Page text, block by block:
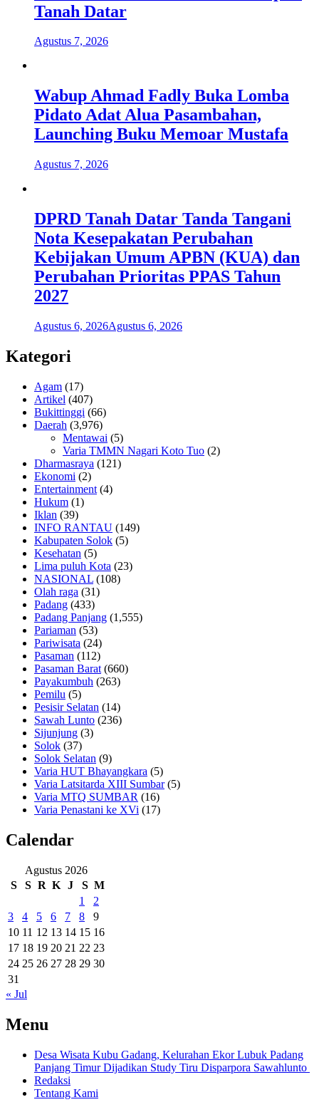
Tanah Datar
Agustus 7, 2026
Wabup Ahmad Fadly Buka Lomba
Pidato Adat Alua Pasambahan,
Launching Buku Memoar Mustafa
Agustus 7, 2026
DPRD Tanah Datar Tanda Tangani
Nota Kesepakatan Perubahan
Kebijakan Umum APBN (KUA) dan
Perubahan Prioritas PPAS Tahun
2027
Agustus 6, 2026Agustus 6, 2026
Kategori
Agam (17)
Artikel (407)
Bukittinggi (66)
Daerah (3,976)
Mentawai (5)
Varia TMMN Nagari Koto Tuo (2)
Dharmasraya (121)
Ekonomi (2)
Entertainment (4)
Hukum (1)
Iklan (39)
INFO RANTAU (149)
Kabupaten Solok (5)
Kesehatan (5)
Lima puluh Kota (23)
NASIONAL (108)
Olah raga (31)
Padang (433)
Padang Panjang (1,555)
Pariaman (53)
Pariwisata (24)
Pasaman (112)
Pasaman Barat (660)
Payakumbuh (263)
Pemilu (5)
Pesisir Selatan (14)
Sawah Lunto (236)
Sijunjung (3)
Solok (37)
Solok Selatan (9)
Varia HUT Bhayangkara (5)
Varia Latsitarda XIII Sumbar(5)
Varia MTQ SUMBAR (16)
Varia Penastani ke XVi (17)
Calendar
Agustus 2026
S
S R K J S M
1
2
3
4 5 6 7 8
9
10 11 12 13 14 15 16
17 18 19 20 21 22 23
24 25 26 27 28 29 30
31
« Jul
Menu
Desa Wisata Kubu Gadang, Kelurahan Ekor Lubuk Padang
Panjang Timur Dijadikan Study Tiru Disparpora Sawahlunto
Redaksi
Tentang Kami